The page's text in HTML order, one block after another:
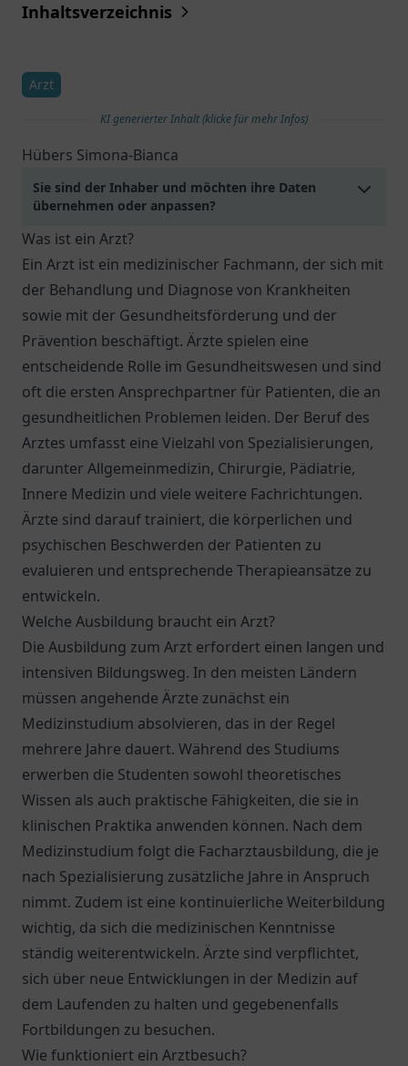
Inhaltsverzeichnis
Arzt
KI generierter Inhalt (klicke für mehr Infos)
Hübers Simona-Bianca
Sie sind der Inhaber und möchten ihre Daten
übernehmen oder anpassen?
Was ist ein Arzt?
Ein Arzt ist ein medizinischer Fachmann, der sich mit
der Behandlung und Diagnose von Krankheiten
sowie mit der Gesundheitsförderung und der
Prävention beschäftigt. Ärzte spielen eine
entscheidende Rolle im Gesundheitswesen und sind
oft die ersten Ansprechpartner für Patienten, die an
gesundheitlichen Problemen leiden. Der Beruf des
Arztes umfasst eine Vielzahl von Spezialisierungen,
darunter Allgemeinmedizin, Chirurgie, Pädiatrie,
Innere Medizin und viele weitere Fachrichtungen.
Ärzte sind darauf trainiert, die körperlichen und
psychischen Beschwerden der Patienten zu
evaluieren und entsprechende Therapieansätze zu
entwickeln.
Welche Ausbildung braucht ein Arzt?
Die Ausbildung zum Arzt erfordert einen langen und
intensiven Bildungsweg. In den meisten Ländern
müssen angehende Ärzte zunächst ein
Medizinstudium absolvieren, das in der Regel
mehrere Jahre dauert. Während des Studiums
erwerben die Studenten sowohl theoretisches
Wissen als auch praktische Fähigkeiten, die sie in
klinischen Praktika anwenden können. Nach dem
Medizinstudium folgt die Facharztausbildung, die je
nach Spezialisierung zusätzliche Jahre in Anspruch
nimmt. Zudem ist eine kontinuierliche Weiterbildung
wichtig, da sich die medizinischen Kenntnisse
ständig weiterentwickeln. Ärzte sind verpflichtet,
sich über neue Entwicklungen in der Medizin auf
dem Laufenden zu halten und gegebenenfalls
Fortbildungen zu besuchen.
Wie funktioniert ein Arztbesuch?